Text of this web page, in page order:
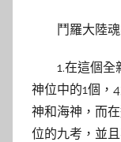
鬥羅大陸
1.在這個全
神位中的1個，
神和海神，而
位的九考，並